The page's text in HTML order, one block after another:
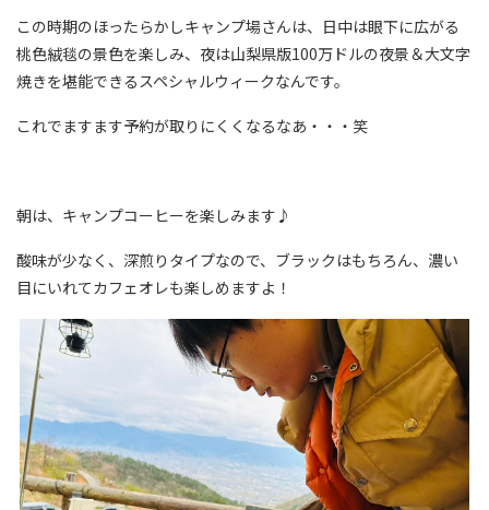
この時期のほったらかしキャンプ場さんは、日中は眼下に広がる
桃色絨毯の景色を楽しみ、夜は山梨県版100万ドルの夜景＆大文字
焼きを堪能できるスペシャルウィークなんです。
これでますます予約が取りにくくなるなあ・・・笑
朝は、キャンプコーヒーを楽しみます♪
酸味が少なく、深煎りタイプなので、ブラックはもちろん、濃い
目にいれてカフェオレも楽しめますよ！